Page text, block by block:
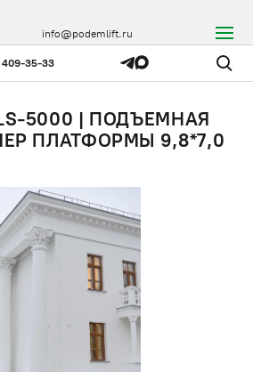
409-35-33
info@podemlift.ru
LS-5000 | ПОДЪЕМНАЯ
ПЛАТФОРМЫ 9,8*7,0